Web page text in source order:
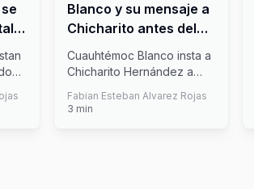
Blanco y su mensaje a
Chicharito antes del
Clásico Nacional
Cuauhtémoc Blanco insta a
Chicharito Hernández a
porta...
Fabian Esteban Alvarez Rojas
3 min